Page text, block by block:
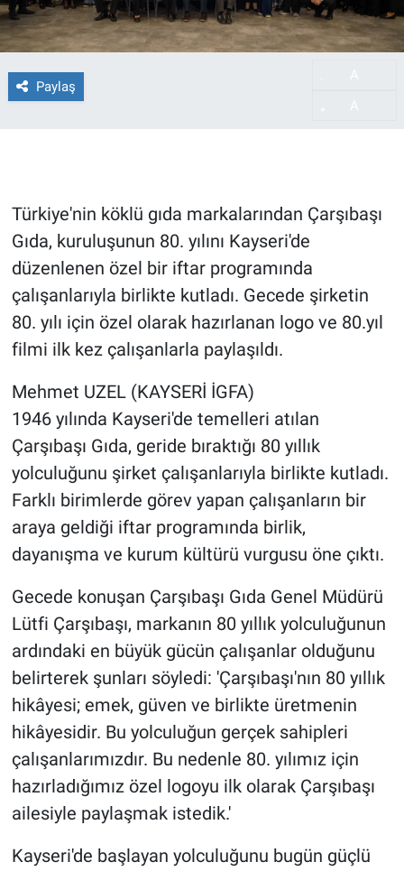
Paylaş
Türkiye'nin köklü gıda markalarından Çarşıbaşı
Gıda, kuruluşunun 80. yılını Kayseri'de
düzenlenen özel bir iftar programında
çalışanlarıyla birlikte kutladı. Gecede şirketin
80. yılı için özel olarak hazırlanan logo ve 80.yıl
filmi ilk kez çalışanlarla paylaşıldı.
Mehmet UZEL (KAYSERİ İGFA)
1946 yılında Kayseri'de temelleri atılan
Çarşıbaşı Gıda, geride bıraktığı 80 yıllık
yolculuğunu şirket çalışanlarıyla birlikte kutladı.
Farklı birimlerde görev yapan çalışanların bir
araya geldiği iftar programında birlik,
dayanışma ve kurum kültürü vurgusu öne çıktı.
Gecede konuşan Çarşıbaşı Gıda Genel Müdürü
Lütfi Çarşıbaşı, markanın 80 yıllık yolculuğunun
ardındaki en büyük gücün çalışanlar olduğunu
belirterek şunları söyledi: 'Çarşıbaşı'nın 80 yıllık
hikâyesi; emek, güven ve birlikte üretmenin
hikâyesidir. Bu yolculuğun gerçek sahipleri
çalışanlarımızdır. Bu nedenle 80. yılımız için
hazırladığımız özel logoyu ilk olarak Çarşıbaşı
ailesiyle paylaşmak istedik.'
Kayseri'de başlayan yolculuğunu bugün güçlü